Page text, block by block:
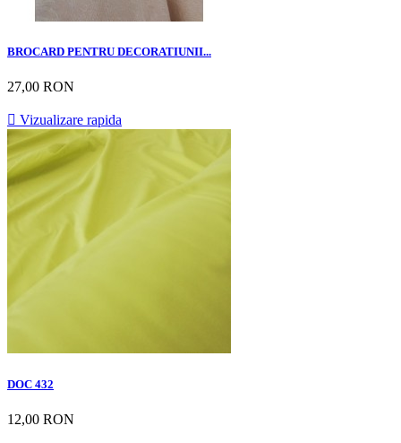
BROCARD PENTRU DECORATIUNII...
27,00 RON
 Vizualizare rapida
DOC 432
12,00 RON